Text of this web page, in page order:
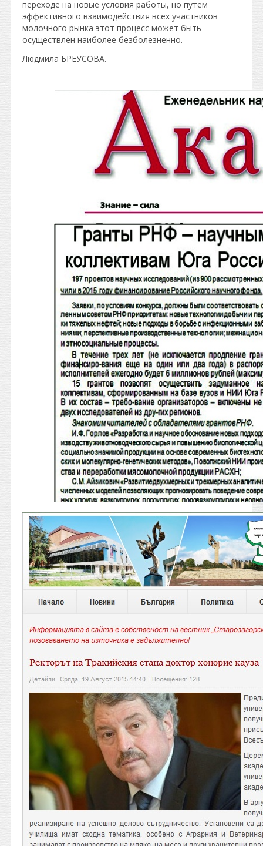
переходе на новые условия работы, но путем
эффективного взаимодействия всех участников
молочного рынка этот процесс может быть
осуществлен наиболее безболезненно.
Людмила БРЕУСОВА.